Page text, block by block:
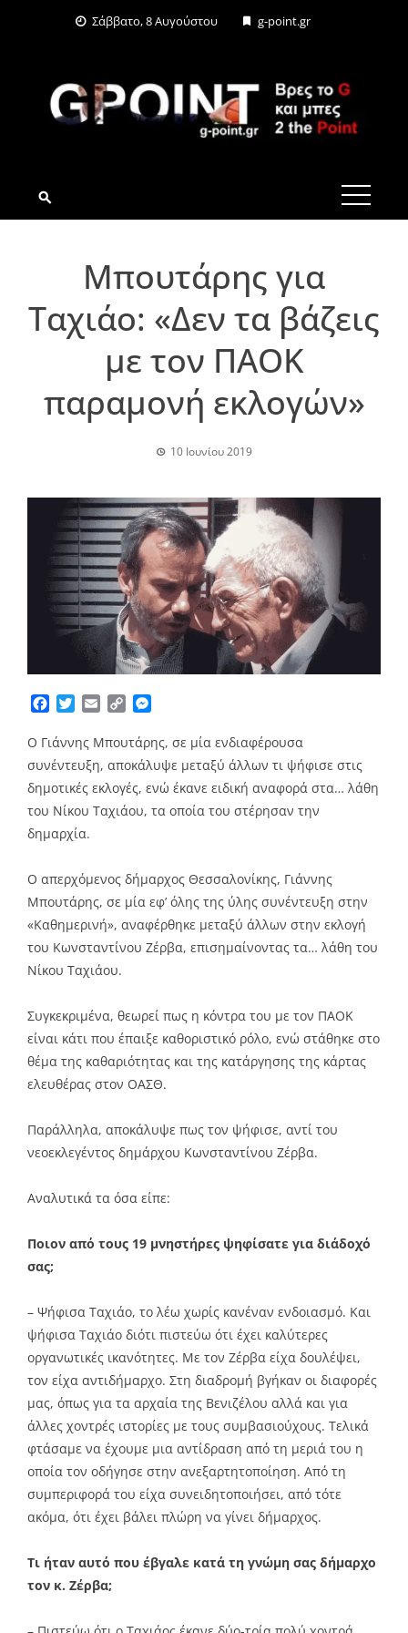
Σάββατο, 8 Αυγούστου g-point.gr
G-POINT.GR
Μπουτάρης για
Ταχιάο: «Δεν τα βάζεις
με τον ΠΑΟΚ
παραμονή εκλογών»
10 Ιουνίου 2019
Facebook
TwitterEmailCopy
Ο Γιάννης Μπουτάρης, σε μία ενδιαφέρουσα
συνέντευξη, αποκάλυψε μεταξύ άλλων τι ψήφισε στις
δημοτικές εκλογές, ενώ έκανε ειδική αναφορά στα… λάθη
του Νίκου Ταχιάου, τα οποία του στέρησαν την
δημαρχία.
Ο απερχόμενος δήμαρχος Θεσσαλονίκης, Γιάννης
Μπουτάρης, σε μία εφ’ όλης της ύλης συνέντευξη στην
«Καθημερινή», αναφέρθηκε μεταξύ άλλων στην εκλογή
του Κωνσταντίνου Ζέρβα, επισημαίνοντας τα… λάθη του
Νίκου Ταχιάου.
Συγκεκριμένα, θεωρεί πως η κόντρα του με τον ΠΑΟΚ
είναι κάτι που έπαιξε καθοριστικό ρόλο, ενώ στάθηκε στο
θέμα της καθαριότητας και της κατάργησης της κάρτας
ελευθέρας στον ΟΑΣΘ.
Παράλληλα, αποκάλυψε πως τον ψήφισε, αντί του
νεοεκλεγέντος δημάρχου Κωνσταντίνου Ζέρβα.
Αναλυτικά τα όσα είπε:
Ποιον από τους 19 μνηστήρες ψηφίσατε για διάδοχό
σας;
– Ψήφισα Ταχιάο, το λέω χωρίς κανέναν ενδοιασμό. Και
ψήφισα Ταχιάο διότι πιστεύω ότι έχει καλύτερες
οργανωτικές ικανότητες. Με τον Ζέρβα είχα δουλέψει,
τον είχα αντιδήμαρχο. Στη διαδρομή βγήκαν οι διαφορές
μας, όπως για τα αρχαία της Βενιζέλου αλλά και για
άλλες χοντρές ιστορίες με τους συμβασιούχους. Τελικά
φτάσαμε να έχουμε μια αντίδραση από τη μεριά του η
οποία τον οδήγησε στην ανεξαρτητοποίηση. Από τη
συμπεριφορά του είχα συνειδητοποιήσει, από τότε
ακόμα, ότι έχει βάλει πλώρη να γίνει δήμαρχος.
Τι ήταν αυτό που έβγαλε κατά τη γνώμη σας δήμαρχο
τον κ. Ζέρβα;